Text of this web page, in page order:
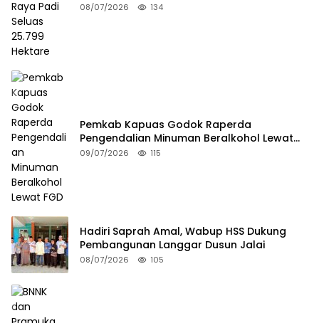
08/07/2026 134
Pemkab Kapuas Godok Raperda
Pengendalian Minuman Beralkohol Lewat
FGD
09/07/2026 115
Hadiri Saprah Amal, Wabup HSS Dukung
Pembangunan Langgar Dusun Jalai
08/07/2026 105